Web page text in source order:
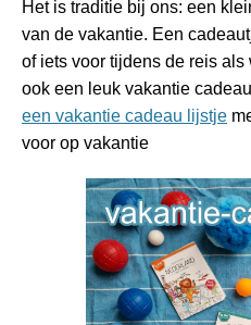
Het is traditie bij ons: een
van de vakantie. Een
of iets voor tijdens de reis als
ook een leuk vakantie
een vakantie cadeau lijstje
voor op vakantie